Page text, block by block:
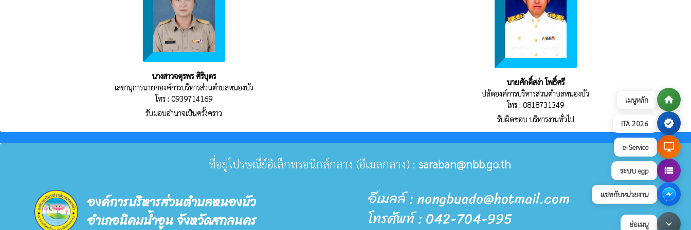
เมนูหลัก home
ITA 2026 verified
e-Service desktop_windows
ระบบ egp view_list
แชทกับหน่วยงาน
ย่อเมนู keyboard_arrow_down
นางสาวจตุรพร ศิริบุตร
เลขานุการนายกองค์การบริหารส่วนตำบลหนองบัว
โทร : 0939714169
รับมอบอำนาจเป็นครั้งคราว
นายศักดิ์สง่า โพธิ์ศรี
ปลัดองค์การบริหารส่วนตำบลหนองบัว
โทร : 0818731349
รับผิดชอบ บริหารงานทั่วไป
ที่อยู่ไปรษณีย์อิเล็กทรอนิกส์กลาง (อีเมลกลาง) : saraban@nbb.go.th
องค์การบริหารส่วนตำบลหนองบัว
อำเภอนิคมน้ำอูน จังหวัดสกลนคร
อีเมลล์ : nongbuado@hotmail.com
โทรศัพท์ : 042-704-995